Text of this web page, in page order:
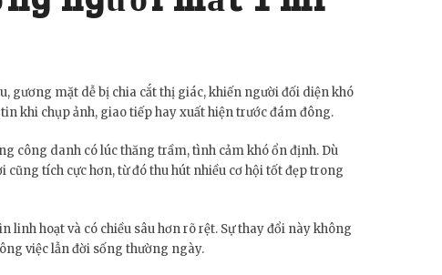
gương mặt dễ bị chia cắt thị giác, khiến người đối diện khó
khi chụp ảnh, giao tiếp hay xuất hiện trước đám đông.
công danh có lúc thăng trầm, tình cảm khó ổn định. Dù
tích cực hơn, từ đó thu hút nhiều cơ hội tốt đẹp trong
hoạt và có chiều sâu hơn rõ rệt. Sự thay đổi này không
việc lẫn đời sống thường ngày.